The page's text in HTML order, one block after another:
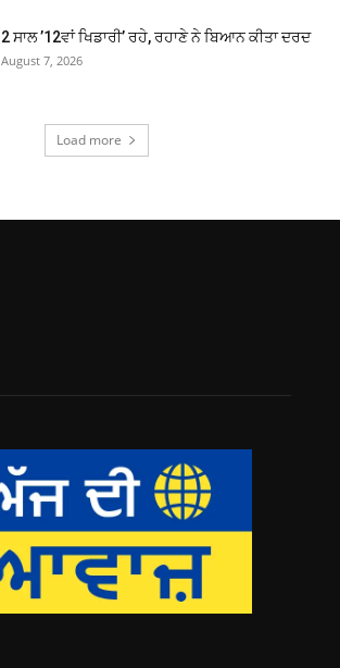
2 ਸਾਲ ’12ਵਾਂ ਖਿਡਾਰੀ’ ਰਹੇ, ਰਹਾਣੇ ਨੇ ਬਿਆਨ ਕੀਤਾ ਦਰਦ
August 7, 2026
Load more